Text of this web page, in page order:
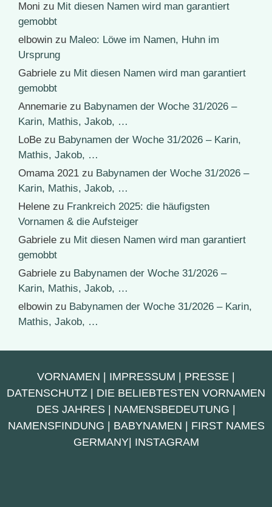
Moni zu Mit diesen Namen wird man garantiert
gemobbt
elbowin zu Maleo: Löwe im Namen, Huhn im
Ursprung
Gabriele zu Mit diesen Namen wird man garantiert
gemobbt
Annemarie zu Babynamen der Woche 31/2026 –
Karin, Mathis, Jakob, …
LoBe zu Babynamen der Woche 31/2026 – Karin,
Mathis, Jakob, …
Omama 2021 zu Babynamen der Woche 31/2026 –
Karin, Mathis, Jakob, …
Helene zu Frankreich 2025: die häufigsten
Vornamen & die Aufsteiger
Gabriele zu Mit diesen Namen wird man garantiert
gemobbt
Gabriele zu Babynamen der Woche 31/2026 –
Karin, Mathis, Jakob, …
elbowin zu Babynamen der Woche 31/2026 – Karin,
Mathis, Jakob, …
VORNAMEN IMPRESSUM PRESSE
DATENSCHUTZ
DIE BELIEBTESTEN VORNAMEN
DES JAHRES
NAMENSBEDEUTUNG
NAMENSFINDUNG
BABYNAMEN
FIRST NAMES
GERMANY| INSTAGRAM